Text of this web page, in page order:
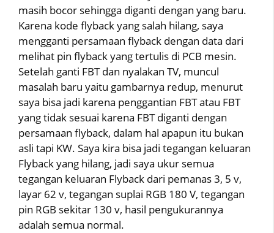
masih bocor sehingga diganti dengan yang baru.
Karena kode flyback yang salah hilang, saya
mengganti persamaan flyback dengan data dari
melihat pin flyback yang tertulis di PCB mesin.
Setelah ganti FBT dan nyalakan TV, muncul
masalah baru yaitu gambarnya redup, menurut
saya bisa jadi karena penggantian FBT atau FBT
yang tidak sesuai karena FBT diganti dengan
persamaan flyback, dalam hal apapun itu bukan
asli tapi KW. Saya kira bisa jadi tegangan keluaran
Flyback yang hilang, jadi saya ukur semua
tegangan keluaran Flyback dari pemanas 3, 5 v,
layar 62 v, tegangan suplai RGB 180 V, tegangan
pin RGB sekitar 130 v, hasil pengukurannya
adalah semua normal.